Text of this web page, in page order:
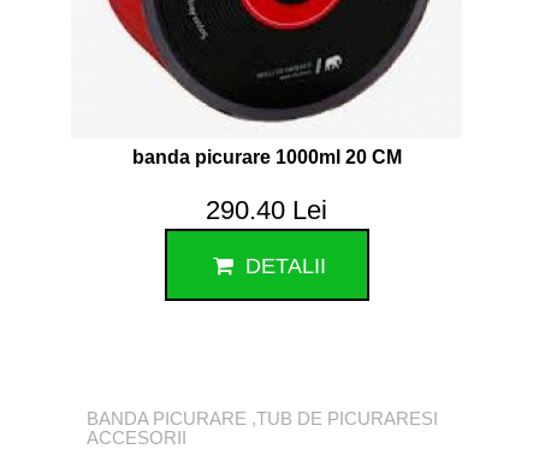
banda picurare 1000ml 20 CM
290.40 Lei
DETALII
BANDA PICURARE ,TUB DE PICURARESI
ACCESORII